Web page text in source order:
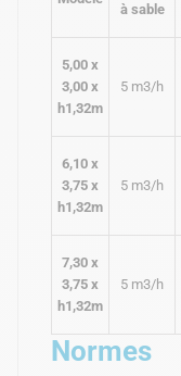
à sable
5,00 x
3,00 x
h1,32m
5 m3/h
6,10 x
3,75 x
h1,32m
5 m3/h
7,30 x
3,75 x
h1,32m
5 m3/h
Normes